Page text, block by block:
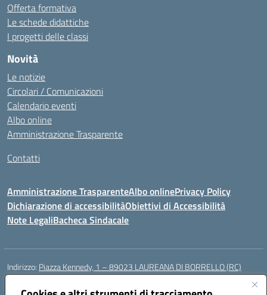
Offerta formativa
Le schede didattiche
I progetti delle classi
Novità
Le notizie
Circolari / Comunicazioni
Calendario eventi
Albo online
Amministrazione Trasparente
Contatti
Amministrazione TrasparenteAlbo onlinePrivacy Policy
Dichiarazione di accessibilitàObiettivi di Accessibilità
Note LegaliBacheca Sindacale
Indirizzo: Piazza Kennedy, 1 – 89023 LAUREANA DI BORRELLO (RC)
Centralino:
Posta elettronica certificata (PEC):rcic84800t@pec.istruzione.it